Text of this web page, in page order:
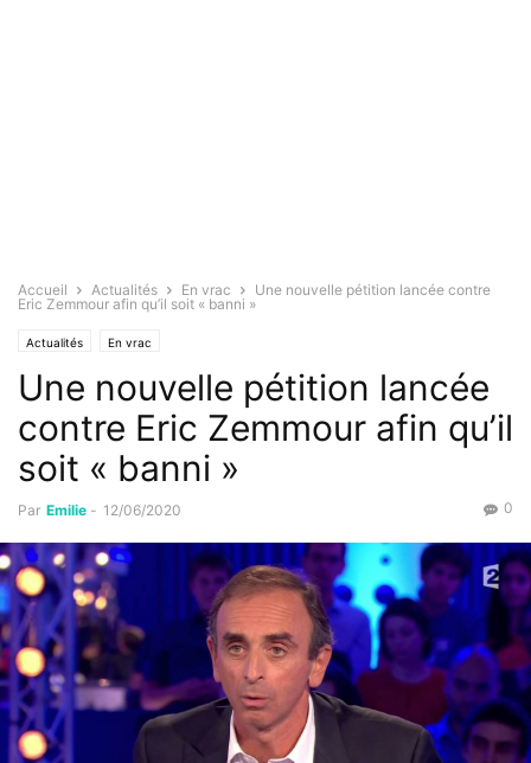
Accueil Actualités En vrac
Une nouvelle pétition lancée contre
Eric Zemmour afin qu’il soit « banni »
Actualités En vrac
Une nouvelle pétition lancée
contre Eric Zemmour afin qu’il
soit « banni »
Par Emilie - 12/06/2020 0